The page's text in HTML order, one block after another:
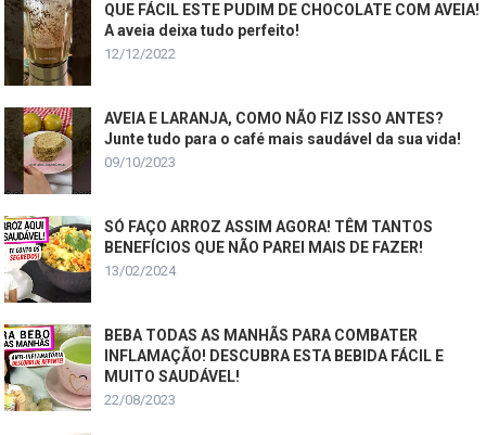
QUE FÁCIL ESTE PUDIM DE CHOCOLATE COM AVEIA!
A aveia deixa tudo perfeito!
12/12/2022
AVEIA E LARANJA, COMO NÃO FIZ ISSO ANTES?
Junte tudo para o café mais saudável da sua vida!
09/10/2023
SÓ FAÇO ARROZ ASSIM AGORA! TÊM TANTOS
BENEFÍCIOS QUE NÃO PAREI MAIS DE FAZER!
13/02/2024
BEBA TODAS AS MANHÃS PARA COMBATER
INFLAMAÇÃO! DESCUBRA ESTA BEBIDA FÁCIL E
MUITO SAUDÁVEL!
22/08/2023